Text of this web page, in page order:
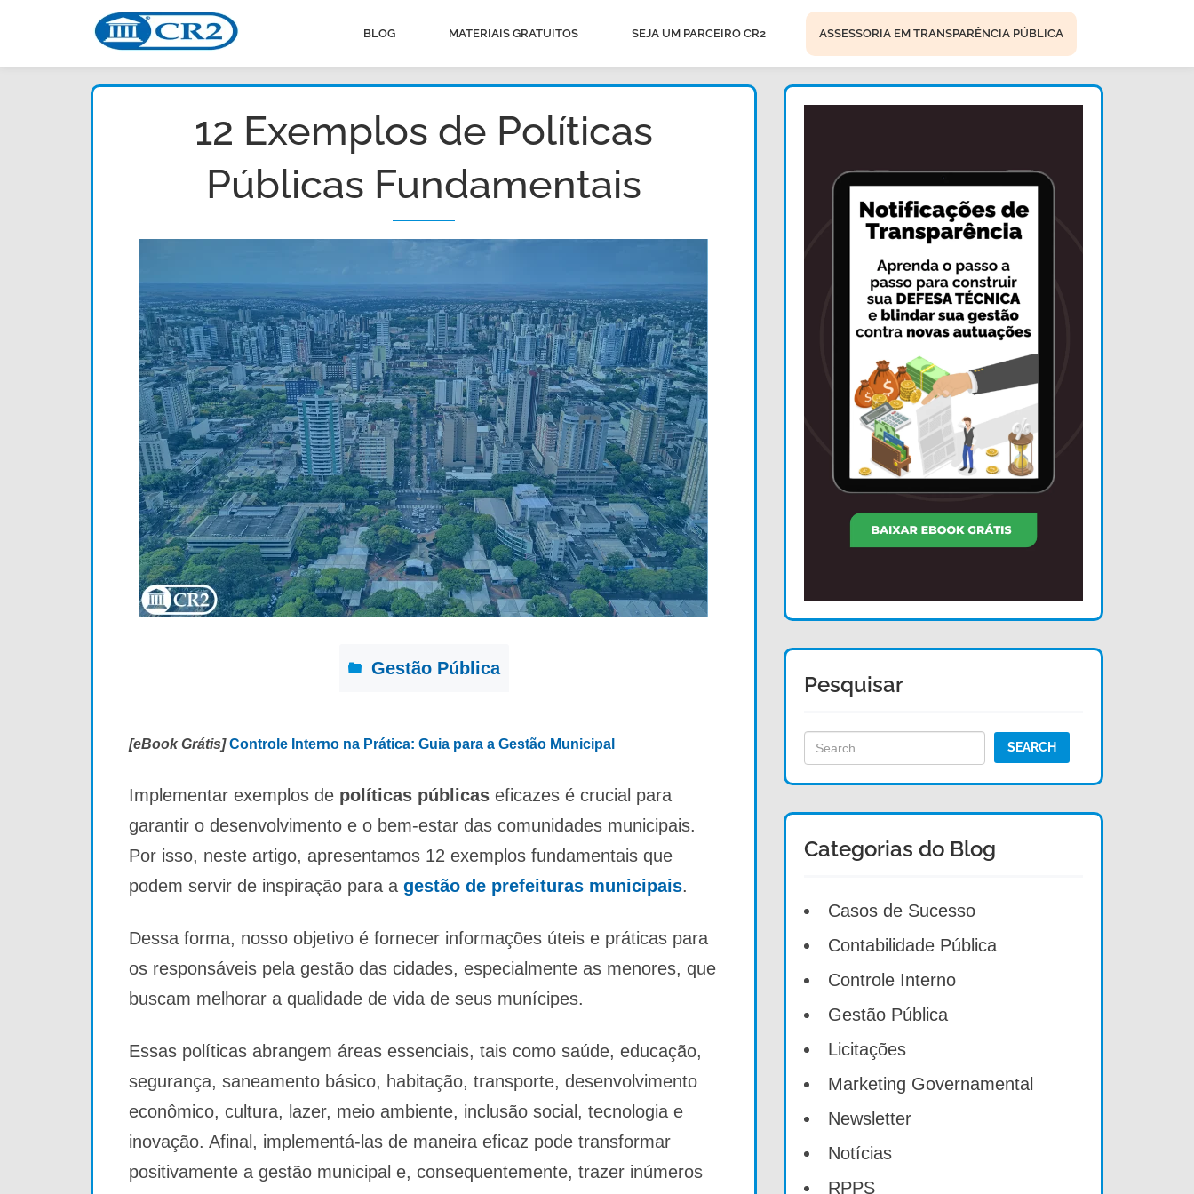
BLOG MATERIAIS GRATUITOS SEJA UM PARCEIRO CR2 ASSESSORIA EM TRANSPARÊNCIA PÚBLICA
12 Exemplos de Políticas
Públicas Fundamentais
Gestão Pública
[eBook Grátis]Controle Interno na Prática: Guia para a Gestão Municipal
Implementar exemplos de políticas públicas eficazes é crucial para
garantir o desenvolvimento e o bem-estar das comunidades municipais.
Por isso, neste artigo, apresentamos 12 exemplos fundamentais que
podem servir de inspiração para a gestão de prefeituras municipais.
Dessa forma, nosso objetivo é fornecer informações úteis e práticas para
os responsáveis pela gestão das cidades, especialmente as menores, que
buscam melhorar a qualidade de vida de seus munícipes.
Essas políticas abrangem áreas essenciais, tais como saúde, educação,
segurança, saneamento básico, habitação, transporte, desenvolvimento
econômico, cultura, lazer, meio ambiente, inclusão social, tecnologia e
inovação. Afinal, implementá-las de maneira eficaz pode transformar
positivamente a gestão municipal e, consequentemente, trazer inúmeros
Pesquisar
Categorias do Blog
Casos de Sucesso
Contabilidade Pública
Controle Interno
Gestão Pública
Licitações
Marketing Governamental
Newsletter
Notícias
RPPS